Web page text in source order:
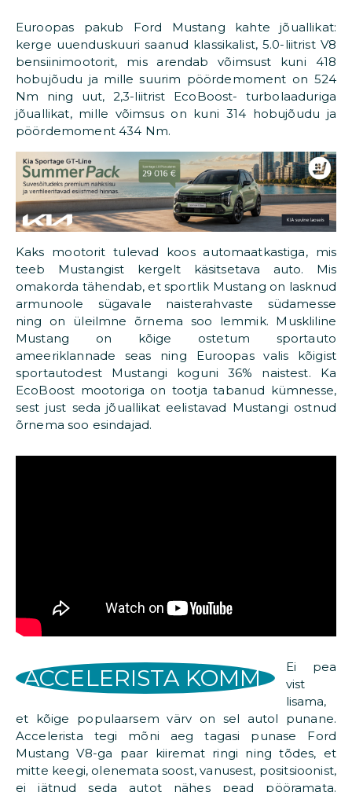
Euroopas pakub Ford Mustang kahte jõuallikat:
kerge uuenduskuuri saanud klassikalist, 5.0-liitrist V8
bensiinimootorit, mis arendab võimsust kuni 418
hobujõudu ja mille suurim pöördemoment on 524
Nm ning uut, 2,3-liitrist EcoBoost- turbolaaduriga
jõuallikat, mille võimsus on kuni 314 hobujõudu ja
pöördemoment 434 Nm.
Kaks mootorit tulevad koos automaatkastiga, mis
teeb Mustangist kergelt käsitsetava auto. Mis
omakorda tähendab, et sportlik Mustang on lasknud
armunoole sügavale naisterahvaste südamesse
ning on üleilmne õrnema soo lemmik. Muskliline
Mustang on kõige ostetum sportauto
ameeriklannade seas ning Euroopas valis kõigist
sportautodest Mustangi koguni 36% naistest. Ka
EcoBoost mootoriga on tootja tabanud kümnesse,
sest just seda jõuallikat eelistavad Mustangi ostnud
õrnema soo esindajad.
ACCELERISTA KOMM
Ei pea
vist
lisama,
et kõige populaarsem värv on sel autol punane.
Accelerista tegi mõni aeg tagasi punase Ford
Mustang V8-ga paar kiiremat ringi ning tõdes, et
mitte keegi, olenemata soost, vanusest, positsioonist,
ei jätnud seda autot nähes pead pööramata.